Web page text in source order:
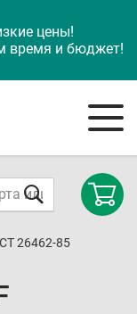
цены!
время и бюджет!
26462-85